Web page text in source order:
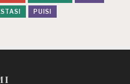
PUISI